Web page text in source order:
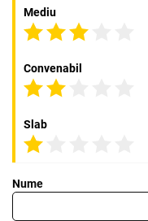
Mediu
Convenabil
Slab
Nume